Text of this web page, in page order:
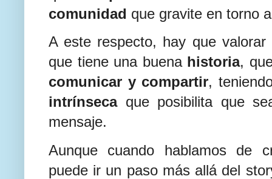
comunidad que gravite en torno
A este respecto, hay que valorar
que tiene una buena historia,
comunicar y compartir,
intrínsecaque posibilita que
mensaje.
Aunque cuando hablamos de
puede ir un paso más allá del